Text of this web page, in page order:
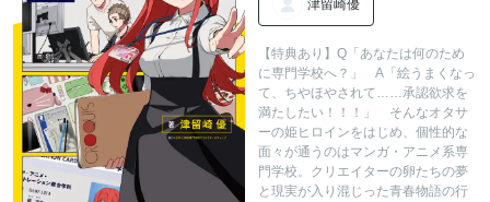
津留崎優
【特典あり】Q「あなたは何のため
に専門学校へ？」 A「絵うまくなっ
て、ちやほやされて……承認欲求を
満たしたい！！！」 そんなオタサ
ーの姫ヒロインをはじめ、個性的な
面々が通うのはマンガ・アニメ系専
門学校。クリエイターの卵たちの夢
と現実が入り混じった青春物語の行